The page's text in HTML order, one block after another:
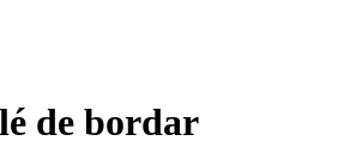
de bordar